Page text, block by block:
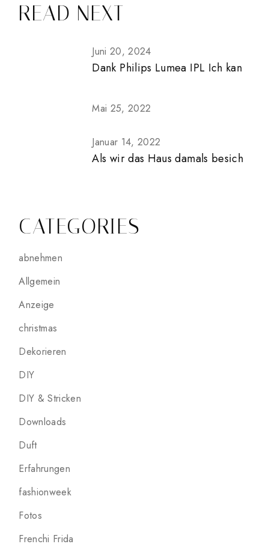
READ NEXT
Juni 20, 2024
Dank Philips Lumea IPL Ich kan
Mai 25, 2022
Januar 14, 2022
Als wir das Haus damals besich
CATEGORIES
abnehmen
Allgemein
Anzeige
christmas
Dekorieren
DIY
DIY & Stricken
Downloads
Duft
Erfahrungen
fashionweek
Fotos
Frenchi Frida